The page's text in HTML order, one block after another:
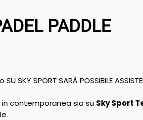
PADDLE
SKY SPORT SARÀ POSSIBILE
in contemporanea sia su Sky Sport